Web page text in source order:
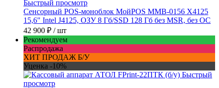
Быстрый просмотр
Сенсорный POS-моноблок МойPOS MMB-0156 X4125
15,6" Intel J4125, ОЗУ 8 Гб/SSD 128 Гб без MSR, без ОС
42 900 ₽ / шт
Рекомендуем
Распродажа
ХИТ ПРОДАЖ Б/У
Уценка -10%
Быстрый
просмотр